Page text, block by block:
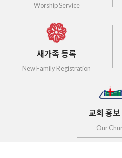
Worship Service
새가족 등록
New Family Registration
교회 홍
Our